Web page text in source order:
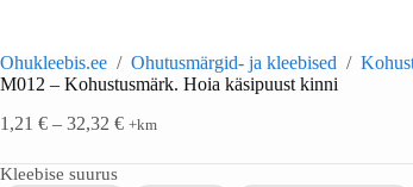
Ohukleebis.ee / Ohutusmärgid- ja kleebised /
M012 – Kohustusmärk. Hoia käsipuust kinni
1,21 € – 32,32 € +km
Kleebise suurus